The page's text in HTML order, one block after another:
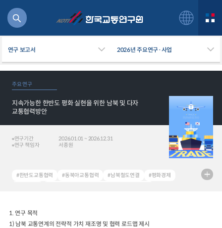
연구 보고서 2026년 주요연구·사업
주요 연구
지속가능한 한반도 평화 실현을 위한 남북 및 다자
교통협력방안
연구기간
2026.01.01 ~ 2026.12.31
연구 책임자
서종원
#한반도교통협력 #동북아교통협력 #남북철도연결
#평화경제
#Inter-Korean Railway Connection
#Multilateral cooperation
1.연구 목적
1) 남북 교통연계의 전략적 가치 재조명 및 협력 로드맵 제시
일반사업보고서